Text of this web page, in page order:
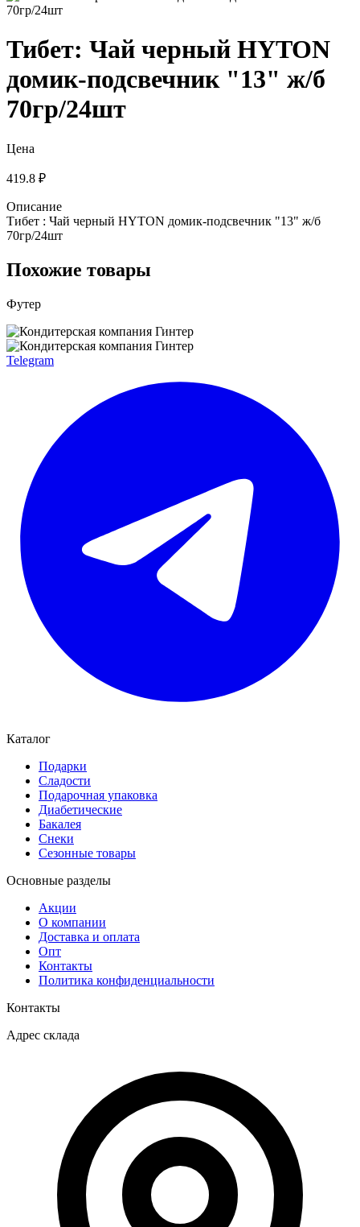
Тибет: Чай черный HYTON
домик-подсвечник "13" ж/б
70гр/24шт
Цена
419.8 ₽
Описание
Тибет : Чай черный HYTON домик-подсвечник "13" ж/б
70гр/24шт
Похожие товары
Футер
Telegram
Каталог
Подарки
Сладости
Подарочная упаковка
Диабетические
Бакалея
Снеки
Сезонные товары
Основные разделы
Акции
О компании
Доставка и оплата
Опт
Контакты
Политика конфиденциальности
Контакты
Адрес склада